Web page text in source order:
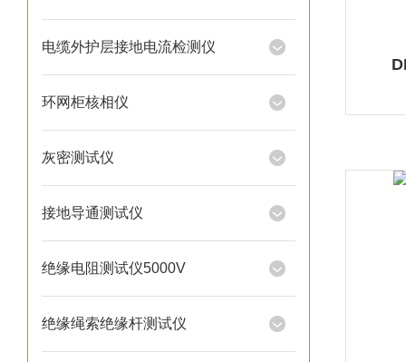
电缆外护层接地电流检测仪
环网柜核相仪
灰密测试仪
接地导通测试仪
绝缘电阻测试仪5000V
绝缘绳索绝缘杆测试仪